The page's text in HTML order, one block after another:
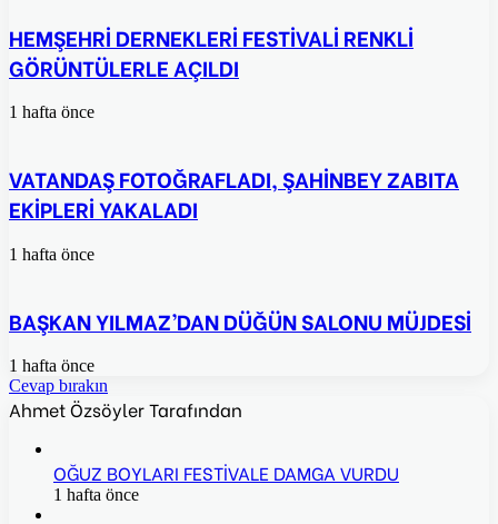
HEMŞEHRİ DERNEKLERİ FESTİVALİ RENKLİ
GÖRÜNTÜLERLE AÇILDI
1 hafta önce
VATANDAŞ FOTOĞRAFLADI, ŞAHİNBEY ZABITA
EKİPLERİ YAKALADI
1 hafta önce
BAŞKAN YILMAZ’DAN DÜĞÜN SALONU MÜJDESİ
1 hafta önce
Cevap bırakın
Ahmet Özsöyler Tarafından
OĞUZ BOYLARI FESTİVALE DAMGA VURDU
1 hafta önce